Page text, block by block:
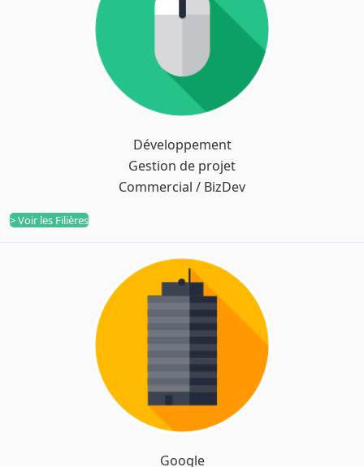
Filières
Développement
Gestion de projet
Commercial / BizDev
> Voir les Filières
Google